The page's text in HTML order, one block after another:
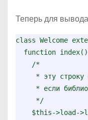
Теперь для
class Welcome
function
    /*
* эту строку
* если
     */
$this->load-